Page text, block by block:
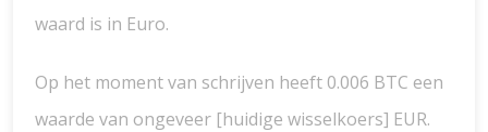
waard is in Euro.
Op het moment van schrijven heeft 0.006 BTC een
waarde van ongeveer [huidige wisselkoers] EUR.